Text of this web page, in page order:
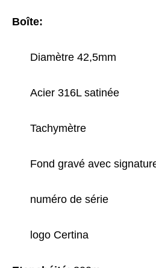
Boîte:
Diamètre 42,5mm
Acier 316L satinée
Tachymètre
Fond gravé avec
numéro de série
logo Certina